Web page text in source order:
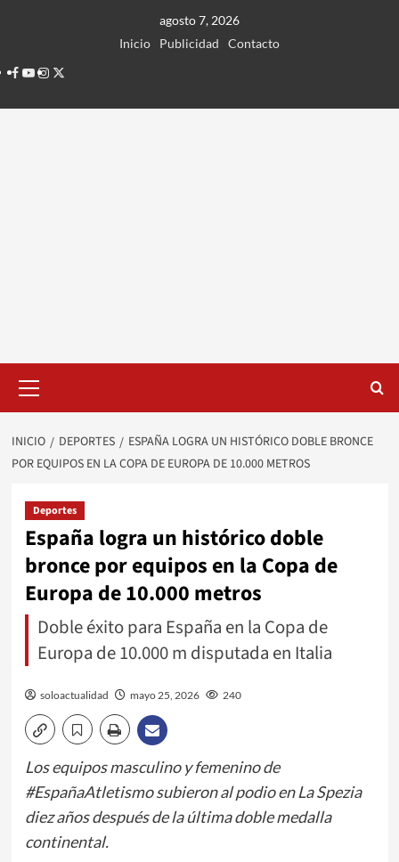
agosto 7, 2026
Inicio
Publicidad
Contacto
Facebook
Youtube
Instagram
Twitter
principal
INICIO DEPORTES
ESPAÑA LOGRA UN HISTÓRICO DOBLE BRONCE
POR EQUIPOS EN LA COPA DE EUROPA DE 10.000 METROS
Deportes
España logra un histórico doble
bronce por equipos en la Copa de
Europa de 10.000 metros
Doble éxito para España en la Copa de
Europa de 10.000 m disputada en Italia
soloactualidad mayo 25, 2026 240
Los equipos masculino y femenino de
#EspañaAtletismo subieron al podio en La Spezia
diez años después de la última doble medalla
continental.